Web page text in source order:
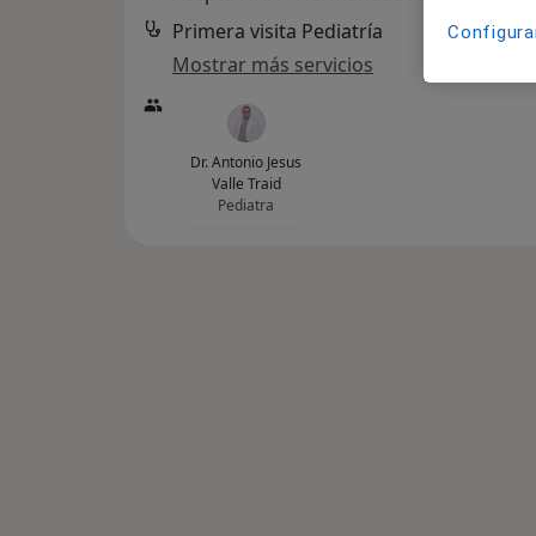
Primera visita Pediatría
Mostrar más servicios
Dr. Antonio Jesus
Valle Traid
Pediatra